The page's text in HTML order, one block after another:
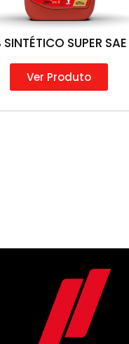
SINTÉTICO SUPER
Ver Produto